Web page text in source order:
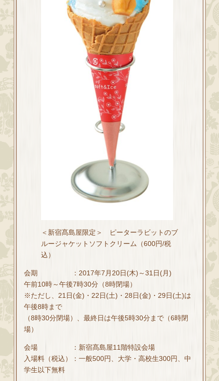
＜新宿髙島屋限定＞ ピーターラビットのブ
ルージャケットソフトクリーム（600円/税
込）
会期 ：2017年7月20日(木)～31日(月)
午前10時～午後7時30分（8時閉場）
※ただし、21日(金)・22日(土)・28日(金)・29日(土)は
午後8時まで
（8時30分閉場）、最終日は午後5時30分まで（6時閉
場）
会場 ：新宿髙島屋11階特設会場
入場料（税込）：一般500円、大学・高校生300円、中
学生以下無料